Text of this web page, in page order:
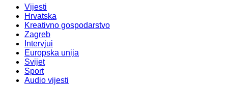
Vijesti
Hrvatska
Kreativno gospodarstvo
Zagreb
Intervjui
Europska unija
Svijet
Sport
Audio vijesti